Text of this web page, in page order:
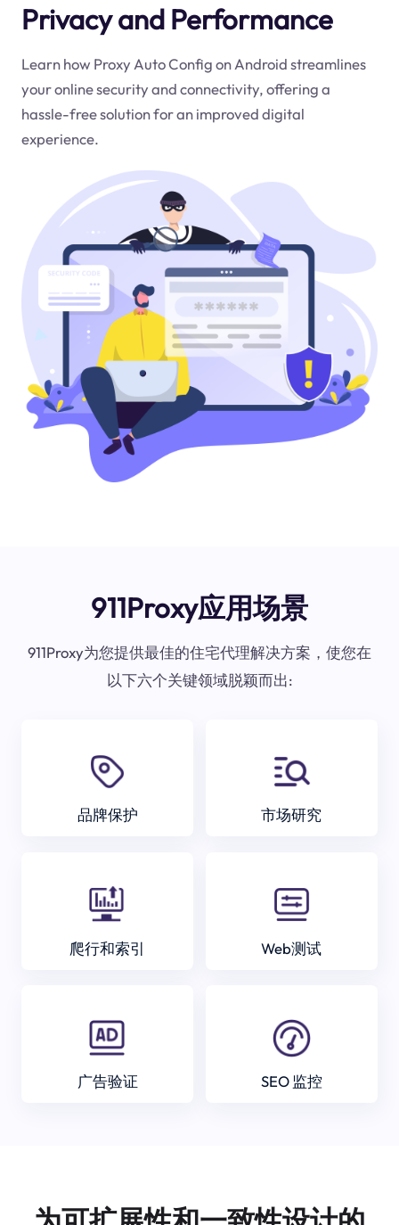
Privacy and Performance
Learn how Proxy Auto Config on Android streamlines
your online security and connectivity, offering a
hassle-free solution for an improved digital
experience.
911Proxy应用场景
911Proxy为您提供最佳的住宅代理解决方案，使您在
以下六个关键领域脱颖而出:
品牌保护 市场研究
爬行和索引 Web测试
广告验证 SEO 监控